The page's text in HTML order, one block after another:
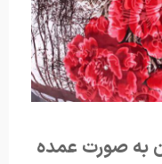
به صورت عمده